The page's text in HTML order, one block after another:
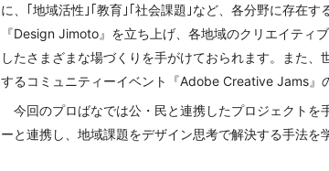
に、｢地域活性｣｢教育｣｢社会課題｣など、各分野に存在
『Design Jimoto』を立ち上げ、各地域のクリエイティ
したさまざまな場づくりを手がけておられます。また
するコミュニティーイベント『Adobe Creative Jams』
今回のプロばなでは公・民と連携したプロジェクトを
ーと連携し、地域課題をデザイン思考で解決する手法を